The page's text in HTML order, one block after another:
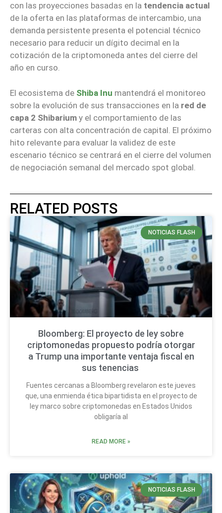
con las proyecciones basadas en la tendencia actual
de la oferta en las plataformas de intercambio, una
demanda persistente presenta el potencial técnico
necesario para reducir un dígito decimal en la
cotización de la criptomoneda antes del cierre del
año en curso.
El ecosistema de Shiba Inu mantendrá el monitoreo
sobre la evolución de sus transacciones en la red de
capa 2 Shibarium y el comportamiento de las
carteras con alta concentración de capital. El próximo
hito relevante para evaluar la validez de este
escenario técnico se centrará en el cierre del volumen
de negociación semanal del mercado spot global.
RELATED POSTS
NOTICIAS FLASH
Bloomberg: El proyecto de ley sobre
criptomonedas propuesto podría otorgar
a Trump una importante ventaja fiscal en
sus tenencias
Fuentes cercanas a Bloomberg revelaron este jueves
que, una enmienda ética bipartidista en el proyecto de
ley marco sobre criptomonedas en Estados Unidos
obligaría al
READ MORE »
NOTICIAS FLASH